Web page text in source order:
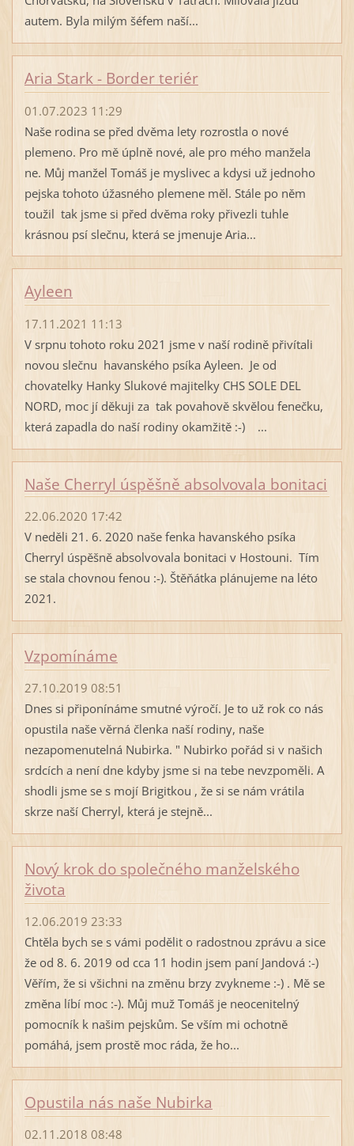
autem. Byla milým šéfem naší...
Aria Stark - Border teriér
01.07.2023 11:29
Naše rodina se před dvěma lety rozrostla o nové
plemeno. Pro mě úplně nové, ale pro mého manžela
ne. Můj manžel Tomáš je myslivec a kdysi už jednoho
pejska tohoto úžasného plemene měl. Stále po něm
toužil tak jsme si před dvěma roky přivezli tuhle
krásnou psí slečnu, která se jmenuje Aria...
Ayleen
17.11.2021 11:13
V srpnu tohoto roku 2021 jsme v naší rodině přivítali
novou slečnu havanského psíka Ayleen. Je od
chovatelky Hanky Slukové majitelky CHS SOLE DEL
NORD, moc jí děkuji za tak povahově skvělou fenečku,
která zapadla do naší rodiny okamžitě :-) ...
Naše Cherryl úspěšně absolvovala bonitaci
22.06.2020 17:42
V neděli 21. 6. 2020 naše fenka havanského psíka
Cherryl úspěšně absolvovala bonitaci v Hostouni. Tím
se stala chovnou fenou :-). Štěňátka plánujeme na léto
2021.
Vzpomínáme
27.10.2019 08:51
Dnes si připonínáme smutné výročí. Je to už rok co nás
opustila naše věrná členka naší rodiny, naše
nezapomenutelná Nubirka. " Nubirko pořád si v našich
srdcích a není dne kdyby jsme si na tebe nevzpoměli. A
shodli jsme se s mojí Brigitkou , že si se nám vrátila
skrze naší Cherryl, která je stejně...
Nový krok do společného manželského
života
12.06.2019 23:33
Chtěla bych se s vámi podělit o radostnou zprávu a sice
že od 8. 6. 2019 od cca 11 hodin jsem paní Jandová :-)
Věřím, že si všichni na změnu brzy zvykneme :-) . Mě se
změna líbí moc :-). Můj muž Tomáš je neocenitelný
pomocník k našim pejskům. Se vším mi ochotně
pomáhá, jsem prostě moc ráda, že ho...
Opustila nás naše Nubirka
02.11.2018 08:48